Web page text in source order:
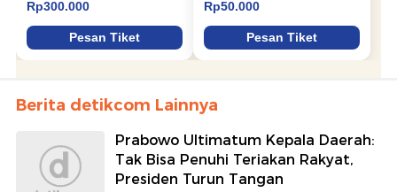
Berita detikcom Lainnya
Prabowo Ultimatum Kepala Daerah:
Tak Bisa Penuhi Teriakan Rakyat,
Presiden Turun Tangan